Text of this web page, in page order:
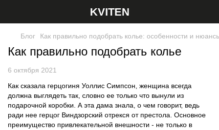
KVITEN
Блог Как правильно подобрать колье: особенности и
Как правильно подобрать колье
6 октября 2021
Как сказала герцогиня Уоллис Симпсон, женщина всегда
должна выглядеть так, словно ее только что вынули из
подарочной коробки. А эта дама знала, о чем говорит, ведь
ради нее герцог Виндзорский отрекся от престола. Основное
преимущество привлекательной внешности - не только в